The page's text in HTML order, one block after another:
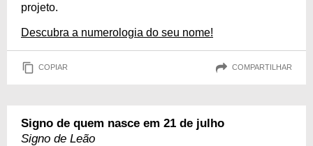
projeto.
Descubra a numerologia do seu nome!
COPIAR COMPARTILHAR
Signo de quem nasce em 21 de julho
Signo de Leão